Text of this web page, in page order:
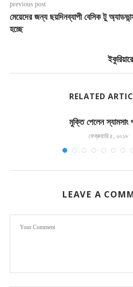
previous post
মেয়েদের জন্য ছয়দিনব্যাপী বেসিক টু
হচ্ছে
RELATED
মুক্তি পেলেন স্যামসাং
ফেব্রুয়ারি ৫, ২০১৮
LEAVE A